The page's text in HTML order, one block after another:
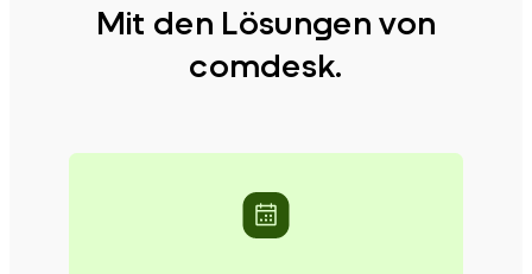
Mit den Lösungen von
comdesk.